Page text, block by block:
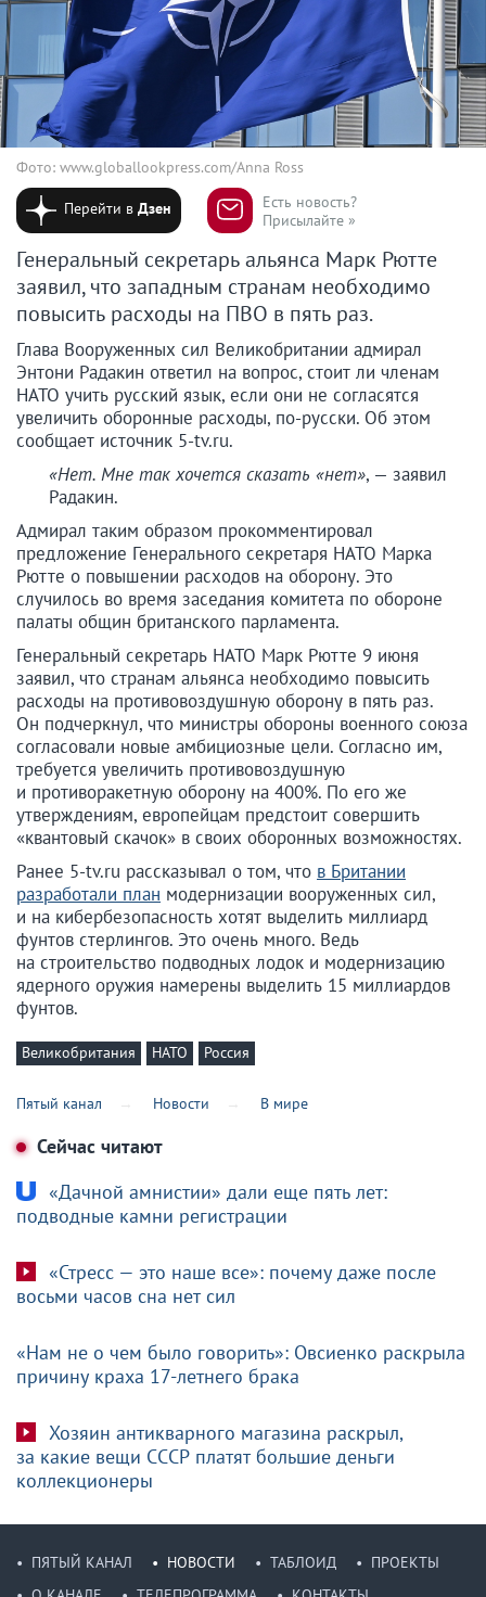
Фото: www.globallookpress.com/Anna Ross
Перейти вДзен
Есть новость?
Присылайте »
Генеральный секретарь альянса Марк Рютте
заявил, что западным странам необходимо
повысить расходы на ПВО в пять раз.
Глава Вооруженных сил Великобритании адмирал
Энтони Радакин ответил на вопрос, стоит ли членам
НАТО учить русский язык, если они не согласятся
увеличить оборонные расходы, по-русски. Об этом
сообщает источник 5-tv.ru.
«Нет. Мне так хочется сказать «нет», — заявил
Радакин.
Адмирал таким образом прокомментировал
предложение Генерального секретаря НАТО Марка
Рютте о повышении расходов на оборону. Это
случилось во время заседания комитета по обороне
палаты общин британского парламента.
Генеральный секретарь НАТО Марк Рютте 9 июня
заявил, что странам альянса необходимо повысить
расходы на противовоздушную оборону в пять раз.
Он подчеркнул, что министры обороны военного союза
согласовали новые амбициозные цели. Согласно им,
требуется увеличить противовоздушную
и противоракетную оборону на 400%. По его же
утверждениям, европейцам предстоит совершить
«квантовый скачок» в своих оборонных возможностях.
Ранее 5-tv.ru рассказывал о том, что в Британии
разработали план модернизации вооруженных сил,
и на кибербезопасность хотят выделить миллиард
фунтов стерлингов. Это очень много. Ведь
на строительство подводных лодок и модернизацию
ядерного оружия намерены выделить 15 миллиардов
фунтов.
Великобритания НАТО Россия
Пятый канал Новости В мире
Сейчас читают
«Дачной амнистии» дали еще пять лет:
подводные камни регистрации
«Стресс — это наше все»: почему даже после
восьми часов сна нет сил
«Нам не о чем было говорить»: Овсиенко раскрыла
причину краха 17-летнего брака
Хозяин антикварного магазина раскрыл,
за какие вещи СССР платят большие деньги
коллекционеры
ПЯТЫЙ КАНАЛ НОВОСТИ ТАБЛОИД
ПРОЕКТЫ